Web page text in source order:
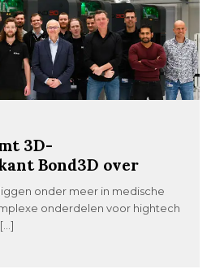
3D-
Bond3D over
onder meer in medische
onderdelen voor hightech